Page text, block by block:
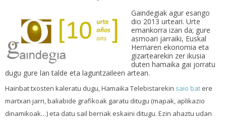
Gaindegiak agur esango
dio 2013 urteari. Urte
emankorra izan da; gure
asmoari jarraiki, Euskal
Herriaren ekonomia eta
gizartearekin zer ikusia
duten hamaika gai jorratu
dugu gure lan talde eta laguntzaileen artean.
Hainbat txosten kaleratu dugu, Hamaika Telebistarekin saio bat ere
martxan jarri, baliabide grafikoak garatu ditugu (mapak, aplikazio
dinamikoak…) eta datu sail berriak eskaini ditugu. Ezin ahaztu udan